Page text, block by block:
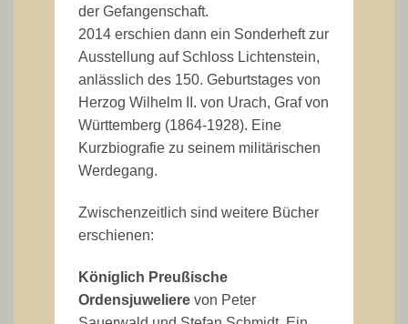
der Gefangenschaft.
2014 erschien dann ein Sonderheft zur
Ausstellung auf Schloss Lichtenstein,
anlässlich des 150. Geburtstages von
Herzog Wilhelm II. von Urach, Graf von
Württemberg (1864-1928). Eine
Kurzbiografie zu seinem militärischen
Werdegang.
Zwischenzeitlich sind weitere Bücher
erschienen:
Königlich Preußische
Ordensjuweliere von Peter